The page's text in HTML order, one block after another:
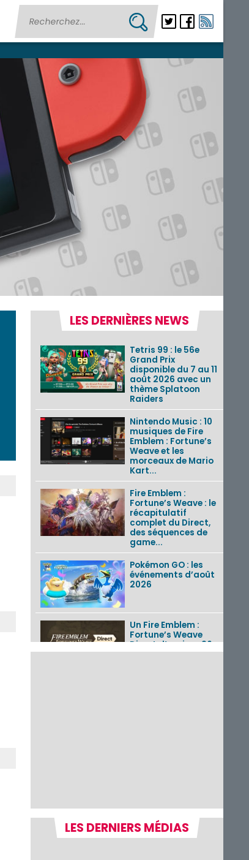
LES DERNIÈRES NEWS
Tetris 99 : le 56e
Grand Prix
disponible du 7 au 11
août 2026 avec un
thème Splatoon
Raiders
Nintendo Music : 10
musiques de Fire
Emblem : Fortune’s
Weave et les
morceaux de Mario
Kart...
Fire Emblem :
Fortune’s Weave : le
récapitulatif
complet du Direct,
des séquences de
game...
Pokémon GO : les
événements d’août
2026
Un Fire Emblem :
Fortune’s Weave
Direct d’environ 20
minutes diffusé le 4
décembre ...
Nintendo Music :
des musiques de
LES DERNIERS MÉDIAS